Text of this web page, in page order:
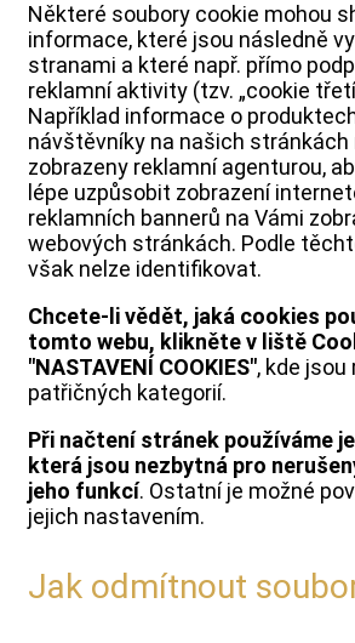
Některé soubory cookie mohou
informace, které jsou následně
stranami a které např. přímo
reklamní aktivity (tzv. „cookie
Například informace o
návštěvníky na našich stránkách
zobrazeny reklamní agenturou,
lépe uzpůsobit zobrazení
reklamních bannerů na Vámi
webových stránkách. Podle
však nelze identifikovat.
Chcete-li vědět, jaká cookies
tomto webu, klikněte v liště
"NASTAVENÍ COOKIES", kde jsou
patřičných kategorií.
Při načtení stránek používáme
která jsou nezbytná pro
jeho funkcí. Ostatní je možné
jejich nastavením.
Jak odmítnout